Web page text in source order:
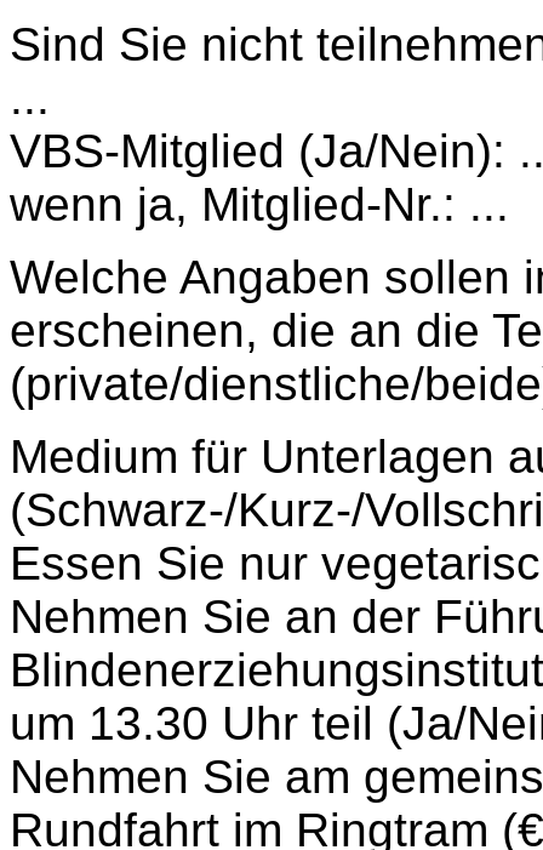
Sind Sie nicht
...
VBS-Mitglied (Ja/Nein):
wenn ja, Mitglied-Nr.: ...
Welche Angaben sollen
erscheinen, die an die
(private/dienstliche/
Medium für Unterlagen
(Schwarz-/Kurz-/
Essen Sie nur
Nehmen Sie an der
um 13.30 Uhr teil (Ja/
Nehmen Sie am
Rundfahrt im Ringtram